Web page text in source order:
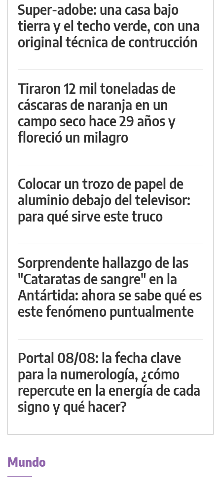
Super-adobe: una casa bajo
tierra y el techo verde, con una
original técnica de contrucción
Tiraron 12 mil toneladas de
cáscaras de naranja en un
campo seco hace 29 años y
floreció un milagro
Colocar un trozo de papel de
aluminio debajo del televisor:
para qué sirve este truco
Sorprendente hallazgo de las
"Cataratas de sangre" en la
Antártida: ahora se sabe qué es
este fenómeno puntualmente
Portal 08/08: la fecha clave
para la numerología, ¿cómo
repercute en la energía de cada
signo y qué hacer?
Mundo